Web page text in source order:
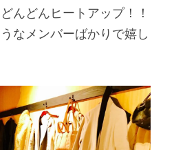
んどんヒートアップ！！
なメンバーばかりで嬉し